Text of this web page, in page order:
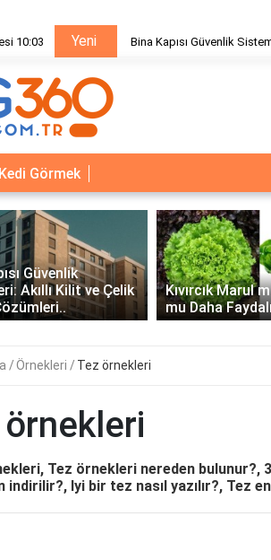
10:03 Yeni Bina Kapısı Güvenlik
Görmek
Marul mu, Düz Marul
Faydalı?
İstanbul
Tarihî ve
Örnekleri Tez örnekleri
Tez örnekleri nereden bulunur?, 3
indirilir?, Iyi bir tez nasıl yazılır?, Tez